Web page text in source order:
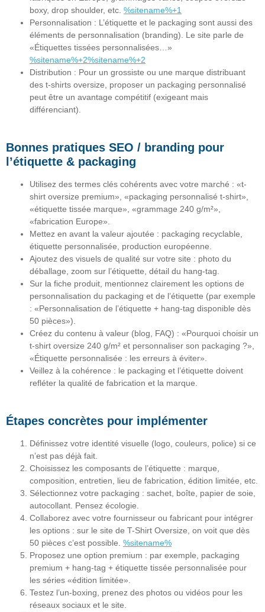
boxy, drop shoulder, etc. %sitename%+1
Personnalisation : L’étiquette et le packaging sont aussi des
éléments de personnalisation (branding). Le site parle de
«Étiquettes tissées personnalisées…»
%sitename%+2%sitename%+2
Distribution : Pour un grossiste ou une marque distribuant
des t-shirts oversize, proposer un packaging personnalisé
peut être un avantage compétitif (exigeant mais
différenciant).
Bonnes pratiques SEO / branding pour
l’étiquette & packaging
Utilisez des termes clés cohérents avec votre marché : «t-
shirt oversize premium», «packaging personnalisé t-shirt»,
«étiquette tissée marque», «grammage 240 g/m²»,
«fabrication Europe».
Mettez en avant la valeur ajoutée : packaging recyclable,
étiquette personnalisée, production européenne.
Ajoutez des visuels de qualité sur votre site : photo du
déballage, zoom sur l’étiquette, détail du hang-tag.
Sur la fiche produit, mentionnez clairement les options de
personnalisation du packaging et de l’étiquette (par exemple
: «Personnalisation de l’étiquette + hang-tag disponible dès
50 pièces»).
Créez du contenu à valeur (blog, FAQ) : «Pourquoi choisir un
t-shirt oversize 240 g/m² et personnaliser son packaging ?»,
«Étiquette personnalisée : les erreurs à éviter».
Veillez à la cohérence : le packaging et l’étiquette doivent
refléter la qualité de fabrication et la marque.
Étapes concrètes pour implémenter
Définissez votre identité visuelle (logo, couleurs, police) si ce
n’est pas déjà fait.
Choisissez les composants de l’étiquette : marque,
composition, entretien, lieu de fabrication, édition limitée, etc.
Sélectionnez votre packaging : sachet, boîte, papier de soie,
autocollant. Pensez écologie.
Collaborez avec votre fournisseur ou fabricant pour intégrer
les options : sur le site de T-Shirt Oversize, on voit que dès
50 pièces c’est possible. %sitename%
Proposez une option premium : par exemple, packaging
premium + hang-tag + étiquette tissée personnalisée pour
les séries «édition limitée».
Testez l’un-boxing, prenez des photos ou vidéos pour les
réseaux sociaux et le site.